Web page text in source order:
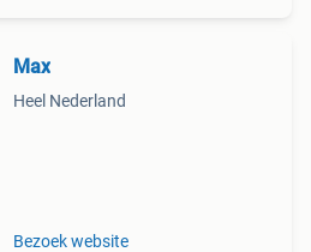
Max
Heel Nederland
Bezoek website